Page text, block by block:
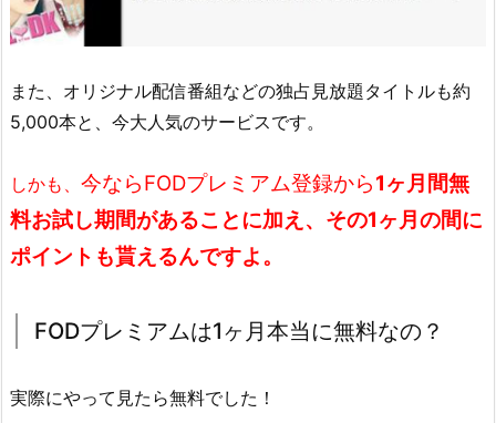
また、オリジナル配信番組などの独占見放題タイトルも約
5,000本と、今大人気のサービスです。
しかも、 今ならFODプレミアム登録から1ヶ月間無
料お試し期間があることに加え、その1ヶ月の間に
ポイントも貰えるんですよ。
FODプレミアムは1ヶ月本当に無料なの？
実際にやって見たら無料でした！